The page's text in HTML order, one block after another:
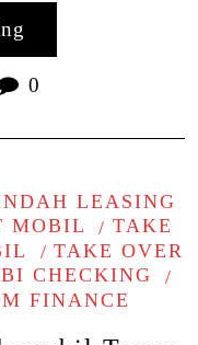
0
LEASING
MOBIL
TAKE
TAKE OVER
CHECKING
FINANCE